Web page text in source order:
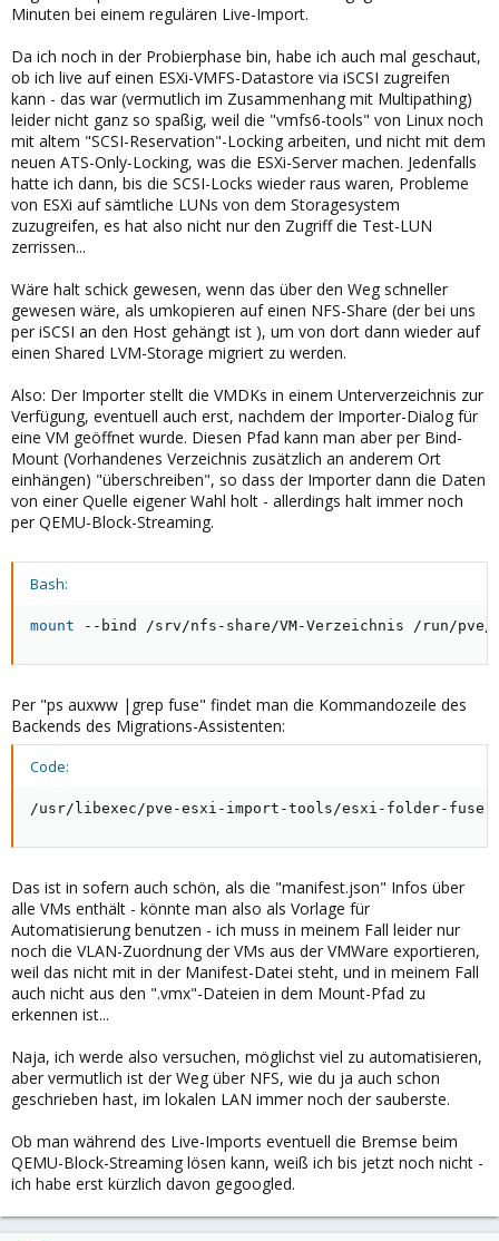
Minuten bei einem regulären Live-Import.
Da ich noch in der Probierphase bin, habe ich auch mal geschaut,
ob ich live auf einen ESXi-VMFS-Datastore via iSCSI zugreifen
kann - das war (vermutlich im Zusammenhang mit Multipathing)
leider nicht ganz so spaßig, weil die "vmfs6-tools" von Linux noch
mit altem "SCSI-Reservation"-Locking arbeiten, und nicht mit dem
neuen ATS-Only-Locking, was die ESXi-Server machen. Jedenfalls
hatte ich dann, bis die SCSI-Locks wieder raus waren, Probleme
von ESXi auf sämtliche LUNs von dem Storagesystem
zuzugreifen, es hat also nicht nur den Zugriff die Test-LUN
zerrissen...
Wäre halt schick gewesen, wenn das über den Weg schneller
gewesen wäre, als umkopieren auf einen NFS-Share (der bei uns
per iSCSI an den Host gehängt ist ), um von dort dann wieder auf
einen Shared LVM-Storage migriert zu werden.
Also: Der Importer stellt die VMDKs in einem Unterverzeichnis zur
Verfügung, eventuell auch erst, nachdem der Importer-Dialog für
eine VM geöffnet wurde. Diesen Pfad kann man aber per Bind-
Mount (Vorhandenes Verzeichnis zusätzlich an anderem Ort
einhängen) "überschreiben", so dass der Importer dann die Daten
von einer Quelle eigener Wahl holt - allerdings halt immer noch
per QEMU-Block-Streaming.
Bash:
mount --bind /srv/nfs-share/VM-Verzeichnis /run/pve/
Per "ps auxww |grep fuse" findet man die Kommandozeile des
Backends des Migrations-Assistenten:
Code:
/usr/libexec/pve-esxi-import-tools/esxi-folder-fuse
Das ist in sofern auch schön, als die "manifest.json" Infos über
alle VMs enthält - könnte man also als Vorlage für
Automatisierung benutzen - ich muss in meinem Fall leider nur
noch die VLAN-Zuordnung der VMs aus der VMWare exportieren,
weil das nicht mit in der Manifest-Datei steht, und in meinem Fall
auch nicht aus den ".vmx"-Dateien in dem Mount-Pfad zu
erkennen ist...
Naja, ich werde also versuchen, möglichst viel zu automatisieren,
aber vermutlich ist der Weg über NFS, wie du ja auch schon
geschrieben hast, im lokalen LAN immer noch der sauberste.
Ob man während des Live-Imports eventuell die Bremse beim
QEMU-Block-Streaming lösen kann, weiß ich bis jetzt noch nicht -
ich habe erst kürzlich davon gegoogled.